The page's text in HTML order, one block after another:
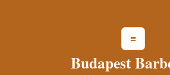
≡
Budapest